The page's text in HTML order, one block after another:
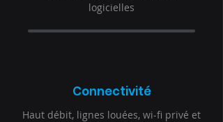
logicielles
Connectivité
Haut débit, lignes louées, wi-fi privé et